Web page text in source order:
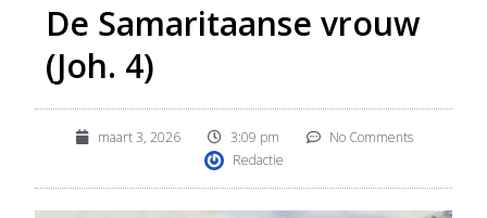
De Samaritaanse vrouw
(Joh. 4)
maart 3, 2026 3:09 pm
No Comments
Redactie